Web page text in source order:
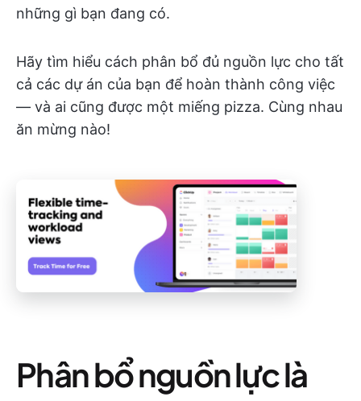
những gì bạn đang có.
Hãy tìm hiểu cách phân bổ đủ nguồn lực cho tất
cả các dự án của bạn để hoàn thành công việc
— và ai cũng được một miếng pizza. Cùng nhau
ăn mừng nào!
Phân bổ nguồn lực là